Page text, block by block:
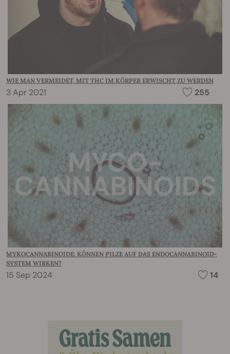
WIE MAN VERMEIDET, MIT THC IM KÖRPER ERWISCHT ZU WERDEN
3 Apr 2021 255
MYKOCANNABINOIDE: KÖNNEN PILZE AUF DAS ENDOCANNABINOID-
SYSTEM WIRKEN?
15 Sep 2024 14